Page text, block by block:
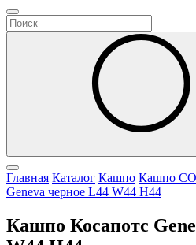
Главная Каталог Кашпо Кашпо
Geneva черное L44 W44 H44
Кашпо Косапотс